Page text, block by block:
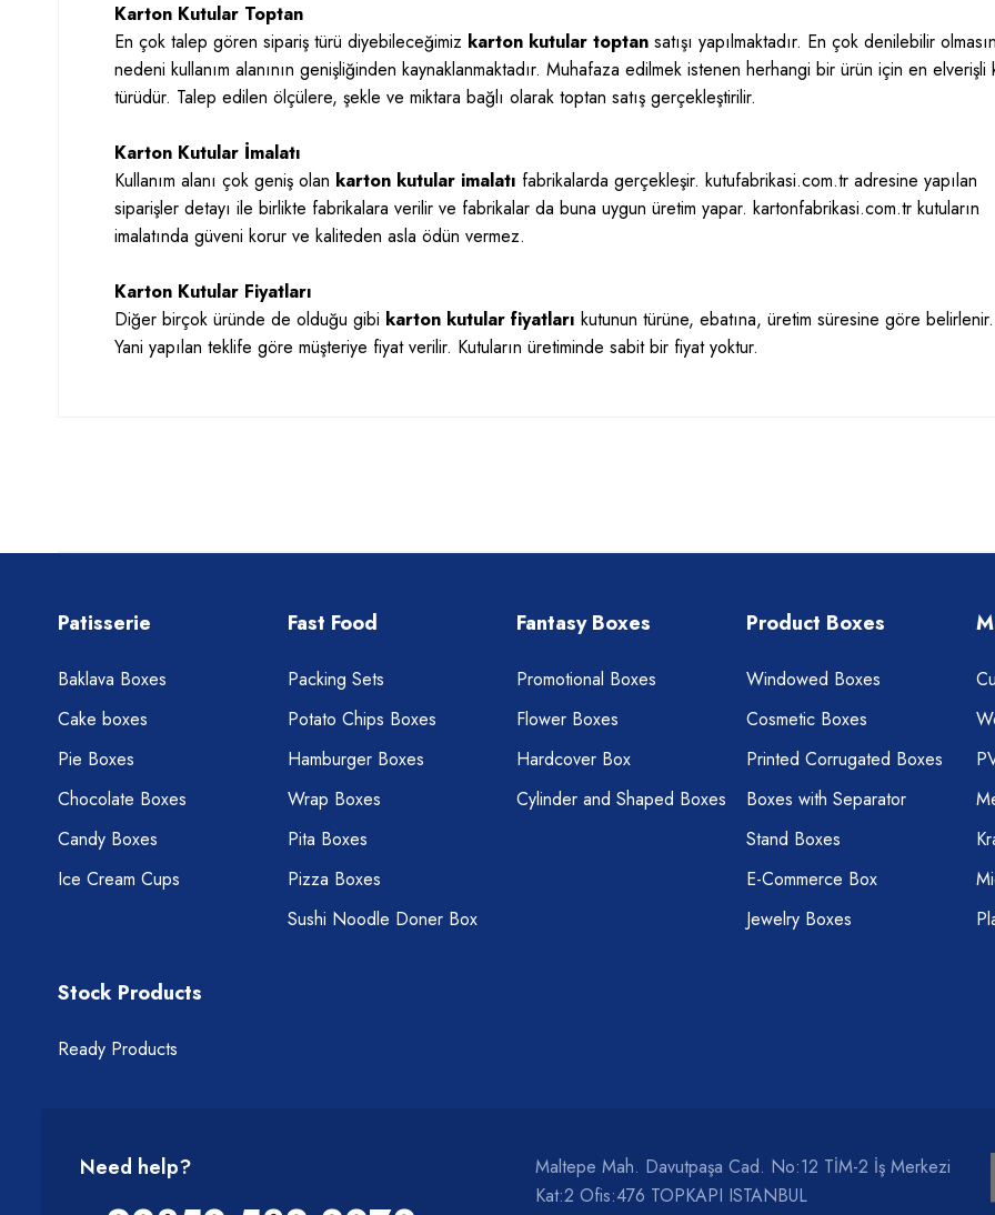
Karton Kutular Toptan
En çok talep gören sipariş türü diyebileceğimiz karton kutular toptan satışı yapılmaktadır. En çok denilebilir
nedeni kullanım alanının genişliğinden kaynaklanmaktadır. Muhafaza edilmek istenen herhangi bir ürün için en elverişli
türüdür. Talep edilen ölçülere, şekle ve miktara bağlı olarak toptan satış gerçekleştirilir.
Karton Kutular İmalatı
Kullanım alanı çok geniş olan karton kutular imalatı fabrikalarda gerçekleşir. kutufabrikasi.com.tr adresine yapılan
siparişler detayı ile birlikte fabrikalara verilir ve fabrikalar da buna uygun üretim yapar. kartonfabrikasi.com.tr kutuların
imalatında güveni korur ve kaliteden asla ödün vermez.
Karton Kutular Fiyatları
Diğer birçok üründe de olduğu gibi karton kutular fiyatları kutunun türüne, ebatına, üretim süresine göre belirlenir.
Yani yapılan teklife göre müşteriye fiyat verilir. Kutuların üretiminde sabit bir fiyat yoktur.
Patisserie
Baklava Boxes
Cake boxes
Pie Boxes
Chocolate Boxes
Candy Boxes
Ice Cream Cups
Fast Food
Packing Sets
Potato Chips Boxes
Hamburger Boxes
Wrap Boxes
Pita Boxes
Pizza Boxes
Sushi Noodle Doner Box
Fantasy Boxes
Promotional Boxes
Flower Boxes
Hardcover Box
Cylinder and Shaped Boxes
Product Boxes
Windowed Boxes
Cosmetic Boxes
Printed Corrugated Boxes
Boxes with Separator
Stand Boxes
E-Commerce Box
Jewelry Boxes
Stock Products
Ready Products
Need help?
Maltepe Mah. Davutpaşa Cad. No:12 TİM-2 İş Merkezi
Kat:2 Ofis:476 TOPKAPI ISTANBUL